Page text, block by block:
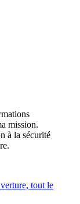
mission.
à la sécurité
tout le